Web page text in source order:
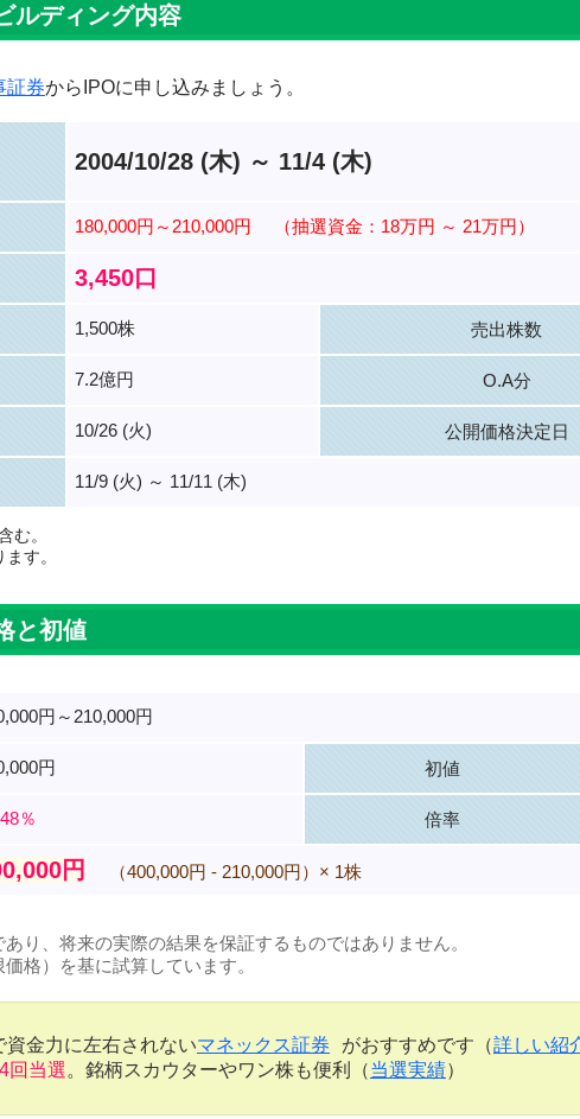
ルディング内容
証券からIPOに申し込みましょう。
2004/10/28 (木) ～ 11/4 (木)
180,000円～210,000円 （抽選資金：18万円 ～ 21万円）
3,450口
1,500株 売出株数
7.2億円 O.A分
10/26 (火) 公開価格決定日
11/9 (火) ～ 11/11 (木)
む。
す。
と初値
円～210,000円
円 初値
％ 倍率
円 （400,000円 - 210,000円）× 1株
り、将来の実際の結果を保証するものではありません。
格）を基に試算しています。
資金力に左右されないマネックス証券 がおすすめです（詳しい紹
回当選。銘柄スカウターやワン株も便利（当選実績）